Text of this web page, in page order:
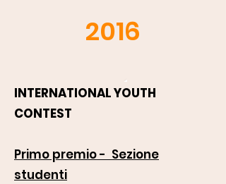
2016
INTERNATIONAL YOUTH
CONTEST
Primo premio - Sezione
studenti